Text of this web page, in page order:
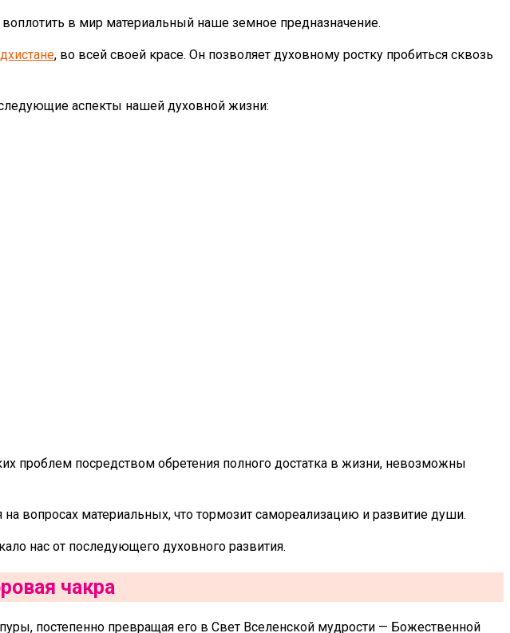
в мир материальный наше земное предназначение.
, во всей своей красе. Он позволяет духовному ростку пробиться сквозь
следующие аспекты нашей духовной жизни:
проблем посредством обретения полного достатка в жизни, невозможны
вопросах материальных, что тормозит самореализацию и развитие души.
нас от последующего духовного развития.
чакра
постепенно превращая его в Свет Вселенской мудрости — Божественной